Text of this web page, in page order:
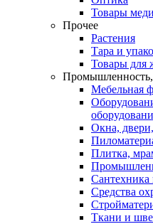
Товары
Прочее
Растения
Тара и
Товары для
Промышленность,
Мебельная
Окна,
Плитка,
Средства
Ткани и